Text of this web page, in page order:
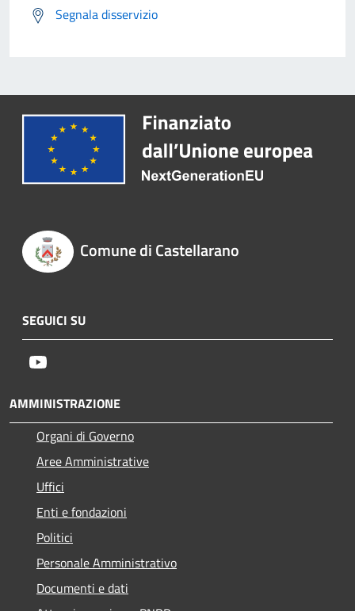
Segnala disservizio
Comune di Castellarano
SEGUICI SU
AMMINISTRAZIONE
Organi di Governo
Aree Amministrative
Uffici
Enti e fondazioni
Politici
Personale Amministrativo
Documenti e dati